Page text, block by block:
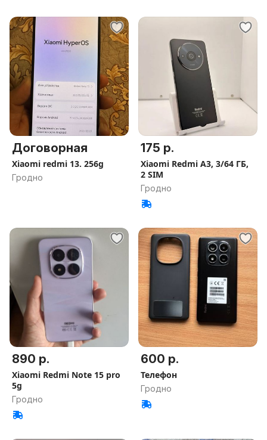
Договорная
Xiaomi redmi 13. 256g
Гродно
175 р.
Xiaomi Redmi A3, 3/64 ГБ,
2 SIM
Гродно
890 р.
Xiaomi Redmi Note 15 pro
5g
Гродно
600 р.
Телефон
Гродно